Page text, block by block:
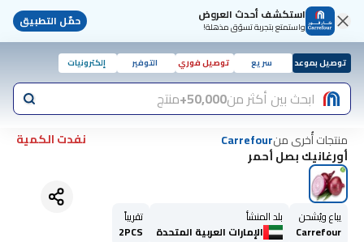
استكشف أحدث العروض
واستمتع بتجربة تسوّق مذهلة! حمّل التطبيق
توصيل بموعد سريع توصيل فوري التوفير إلكترونيات
ابحث بين أكثر من50,000+ منتج
منتجات أُخرى منCarrefour
نفدت الكمية
أورغانيك بصل أحمر
يباع ويُشحن
Carrefour
بلد المنشأ
الإمارات العربية المتحدة
تقريباً
2PCS